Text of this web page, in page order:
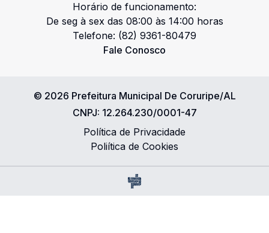
pdf
Anexo I - categorias-e-cotas-edital-tcc-
392.03 KB
Horário de funcionamento:
De seg à sex das 08:00 às 14:00 horas
Telefone: (82) 9361-80479
Fale Conosco
© 2026 Prefeitura Municipal De Coruripe/AL
CNPJ: 12.264.230/0001-47
Política de Privacidade
Poliítica de Cookies